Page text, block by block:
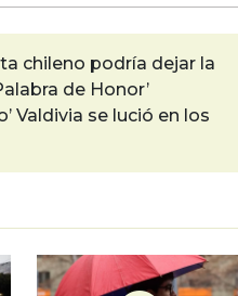
chileno podría dejar la
de Honor’
Valdivia se lució en los